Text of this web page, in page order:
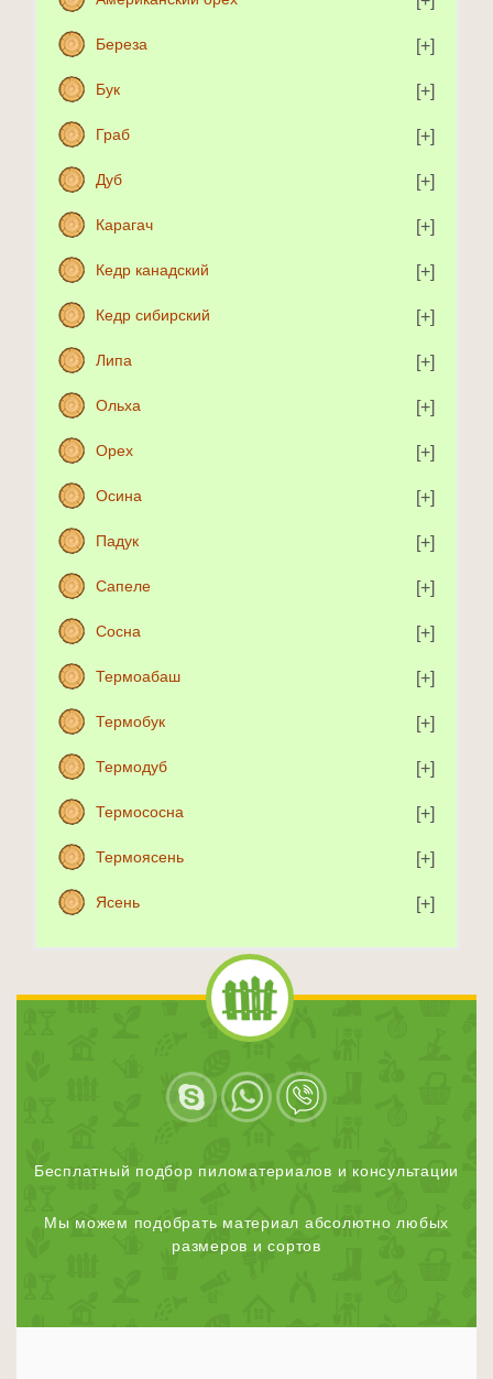
Береза
Бук
Граб
Дуб
Карагач
Кедр канадский
Кедр сибирский
Липа
Ольха
Орех
Осина
Падук
Сапеле
Сосна
Термоабаш
Термобук
Термодуб
Термососна
Термоясень
Ясень
Бесплатный подбор пиломатериалов и консультации
Мы можем подобрать материал абсолютно любых
размеров и сортов